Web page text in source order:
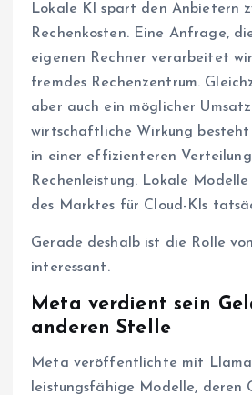
Lokale KI spart den Anbietern
Rechenkosten. Eine Anfrage,
eigenen Rechner verarbeitet
fremdes Rechenzentrum.
aber auch ein möglicher
wirtschaftliche Wirkung
in einer effizienteren
Rechenleistung. Lokale Modelle
des Marktes für Cloud-KIs
Gerade deshalb ist die Rolle
interessant.
Meta verdient sein
anderen Stelle
Meta veröffentlichte mit
leistungsfähige Modelle, deren